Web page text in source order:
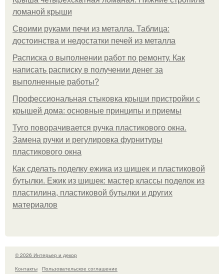
ломаной крыши
Своими руками печи из металла. Таблица:
достоинства и недостатки печей из металла
Расписка о выполнении работ по ремонту. Как
написать расписку в получении денег за
выполненные работы?
Профессиональная стыковка крыши пристройки с
крышей дома: основные принципы и приемы
Туго поворачивается ручка пластикового окна.
Замена ручки и регулировка фурнитуры
пластикового окна
Как сделать поделку ежика из шишек и пластиковой
бутылки. Ежик из шишек: мастер классы поделок из
пластилина, пластиковой бутылки и других
материалов
© 2026 Интерьер и декор
Контакты
Пользовательское соглашение